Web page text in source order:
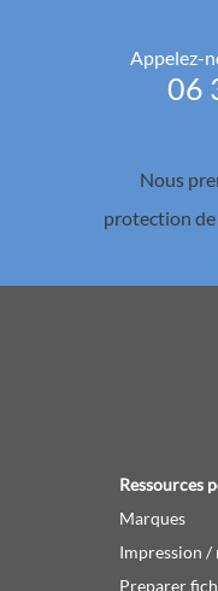
Appelez-
06
Nous
protection de
Ressources
Marques
Impression /
Preparer